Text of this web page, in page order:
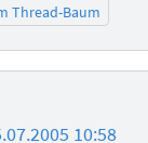
Thread-Baum
10:58